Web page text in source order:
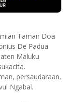
Taman Doa
De Padua
Maluku
persaudaraan,
Ngabal.